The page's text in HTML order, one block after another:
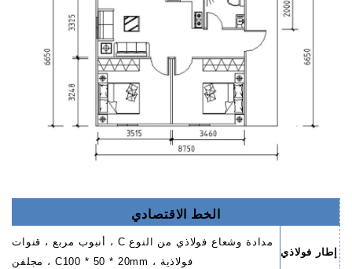
الخط الاقتصادي
إطار فولاذي
مدادة وشعاع فولاذي من النوع C ، أنبوب مربع ، قنوات
فولاذية ، C100 * 50 * 20mm ، مجلفن